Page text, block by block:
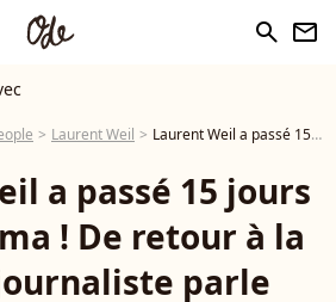
search newsletter
Laurent Weil Laurent Weil a passé 15 jours dans le coma ! De retour à la télé, le journaliste parle pour la première fois de son état
a passé 15 jours
! De retour à la
parle